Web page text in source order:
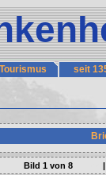
Tourismus seit
Bild 1 von 8 |